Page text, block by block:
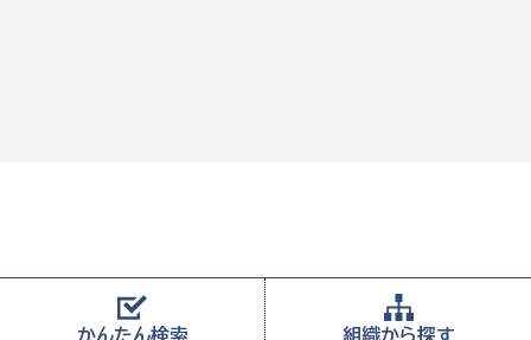
かんたん検索 組織から探す